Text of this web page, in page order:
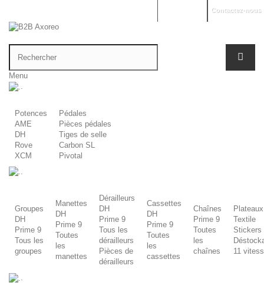
Contactez-nous
Menu
.
Potences
AME
DH
Rove
XCM
Pédales
Pièces pédales
Tiges de selle
Carbon SL
Pivotal
Groupes
DH
Prime 9
Tous les
groupes
Manettes
DH
Prime 9
Toutes
les
manettes
Dérailleurs
DH
Prime 9
Tous les
dérailleurs
Pièces de
dérailleurs
Cassettes
DH
Prime 9
Toutes
les
cassettes
Chaînes
Prime 9
Toutes
les
chaînes
Plateaux
Textile
Stickers
11
.